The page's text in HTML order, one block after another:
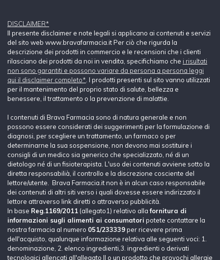
DISCLAIMER*
Il presente disclaimer e note legali si applicano ai contenuti e servizi
del sito web www.bravafarmacia.it Per ciò che rigurda la
descrizione dei prodotti in commercio e le recensioni che i clienti
rilasciano dei prodotti da noi in vendita, specifichiamo che i risultati
non sono garantiti e possono variare da persona a persona leggi
qui il disclaimer completo* . I prodotti presenti sul sito vanno utilizzati
per il mantenimento del proprio stato di salute, bellezza e
benessere, il trattamento o la prevenzione di malattie.
I contenuti di Brava Farmacia sono di natura generale e non
possono essere considerati dei suggerimenti per la formulazione di
diagnosi, per scegliere un trattamento, un farmaco o per
determinarne la sua sospensione, non devono mai sostituire i
consigli di un medico sia generico che specializzato, né di un
dietologo né di un fisioterapista. L'uso dei contenuti avviene sotto la
diretta responsabilià, il controllo e la discrezione cosciente del
lettore/utente. Brava Farmacia.it non è in alcun caso responsabile
dei contenuti di altri siti verso i quali dovesse essere indirizzato il
lettore attraverso link diretti o attraverso pubblicità.
In base Reg.1169/2011 (allegato1) relativo allafornitura di
informazioni sugli alimenti ai consumatori potete contattare la
nostra farmacia al numero 051/233339per ricevere prima
dell'acquisto, qualunque informazione relativa alle seguenti voci: 1.
denominazione, 2. elenco ingredienti,3. ingredienti o derivati
tecnologici allencati all'allegato II o un prodotto che provochi allergie